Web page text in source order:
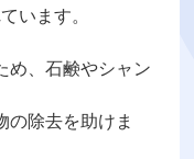
います。
め、石鹸やシャン
の除去を助けま